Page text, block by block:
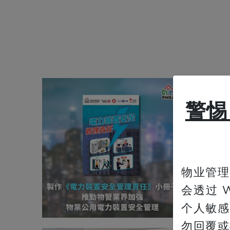
制作
理责
力装
未然
警
物业管
会透过
个人敏
勿回覆